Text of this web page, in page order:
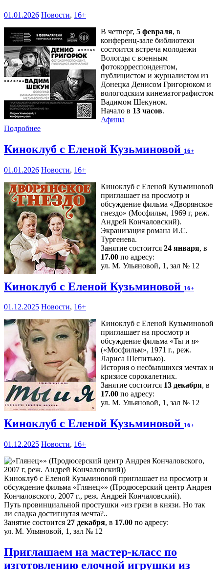
01.01.2026 Новости, 16+
В четверг, 5 февраля, в
конференц-зале библиотеки
состоится встреча молодежи
Вологды с военным
фотокорреспондентом,
публицистом и журналистом из
Донецка Денисом Григорюком и
вологодским кинематографистом
Вадимом Шекуном.
Начало в 13 часов.
Афиша
Подробнее
Киноклуб с Еленой Кузьминовой 16+
01.01.2026 Новости, 16+
Киноклуб с Еленой Кузьминовой
приглашает на просмотр и
обсуждение фильма «Дворянское
гнездо» (Мосфильм, 1969 г, реж.
Андрей Кончаловский).
Экранизация романа И.С.
Тургенева.
Занятие состоится 24 января, в
17.00 по адресу:
ул. М. Ульяновой, 1, зал № 12
Киноклуб с Еленой Кузьминовой 16+
01.12.2025 Новости, 16+
Киноклуб с Еленой Кузьминовой
приглашает на просмотр и
обсуждение фильма «Ты и я»
(«Мосфильм», 1971 г., реж.
Лариса Шепитько).
История о несбывшихся мечтах и
кризисе сорокалетних.
Занятие состоится 13 декабря, в
17.00 по адресу:
ул. М. Ульяновой, 1, зал № 12
Киноклуб с Еленой Кузьминовой 16+
01.12.2025 Новости, 16+
Киноклуб с Еленой Кузьминовой приглашает на просмотр и
обсуждение фильма «Глянец»» (Продюсерский центр Андрея
Кончаловского, 2007 г., реж. Андрей Кончаловский).
Путь провинциальной простушки «из грязи в князи. Но так
ли сладка достигнутая мечта?..
Занятие состоится 27 декабря, в 17.00 по адресу:
ул. М. Ульяновой, 1, зал № 12
Приглашаем на мастер-класс по
изготовлению елочной игрушки из